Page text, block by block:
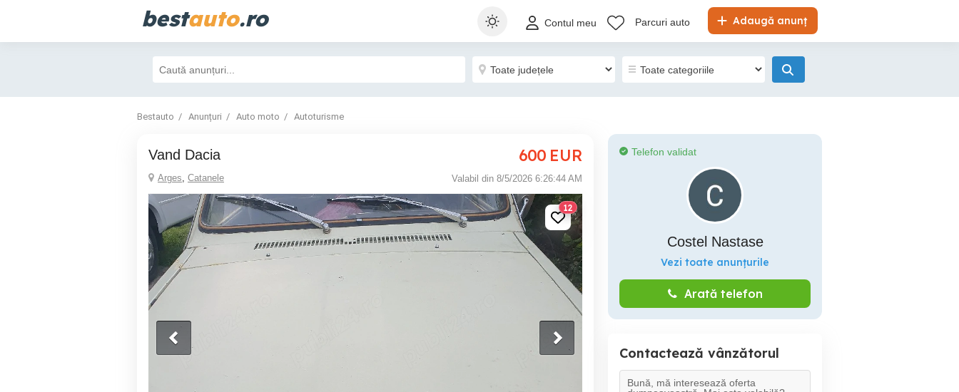
bestauto.ro Adaugă anunț
Contul meu Parcuri auto
Bestauto Anunțuri Auto moto Autoturisme
vand Dacia 600 EUR
Arges, Catanele Valabil din 8/5/2026 6:26:44 AM
12
Telefon validat
Costel Nastase
Vezi toate anunțurile
Arată telefon
Contactează vânzătorul